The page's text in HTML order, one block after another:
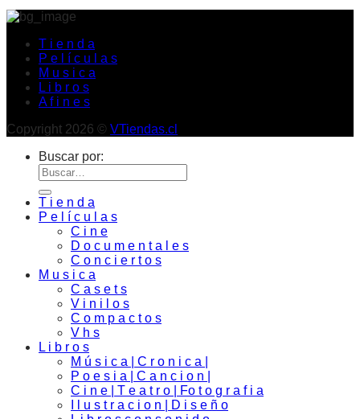
T i e n d a
P e l í c u l a s
M u s i c a
L i b r o s
A f i n e s
Copyright 2026 © VTiendas.cl
Buscar por:
T i e n d a
P e l í c u l a s
C i n e
D o c u m e n t a l e s
C o n c i e r t o s
M u s i c a
C a s e t s
V i n i l o s
C o m p a c t o s
V h s
L i b r o s
M ú s i c a | C r o n i c a |
P o e s i a | C a n c i o n |
C i n e | T e a t r o | Fo t o g r a f i a
I l u s t r a c i o n | D i s e ñ o